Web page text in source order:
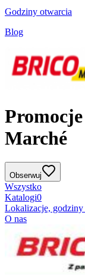
Godziny otwarcia
Blog
Marché
Obserwuj
Wszystko
Katalogi0
Lokalizacje, godziny
O nas